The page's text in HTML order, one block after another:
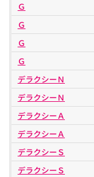
Ｇ
Ｇ
Ｇ
Ｇ
デラクシーＮ
デラクシーＮ
デラクシーＡ
デラクシーＡ
デラクシーＳ
デラクシーＳ